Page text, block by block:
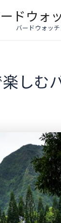
ドウォ
バードウォッ
しむ